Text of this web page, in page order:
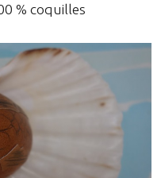
% coquilles